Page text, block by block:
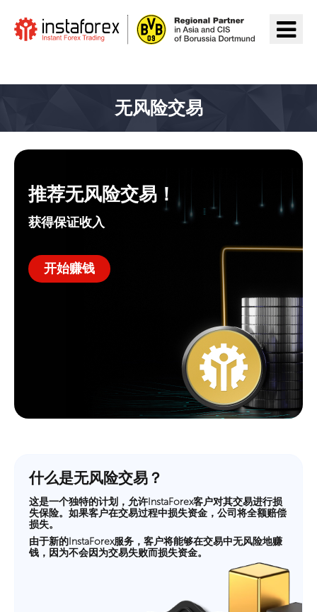
无风险交易
推荐无风险交易！
获得保证收入
开始赚钱
什么是无风险交易？
这是一个独特的计划，允许InstaForex客户对其交易进行损
失保险。如果客户在交易过程中损失资金，公司将全额赔偿
损失。
由于新的InstaForex服务，客户将能够在交易中无风险地赚
钱，因为不会因为交易失败而损失资金。